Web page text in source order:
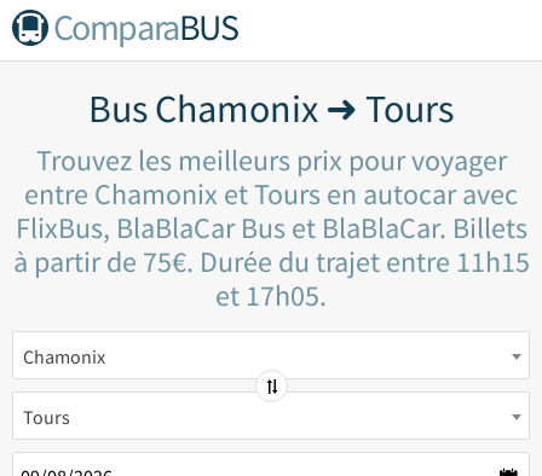
ComparaBUS
Bus Chamonix ➜ Tours
Trouvez les meilleurs prix pour voyager
entre Chamonix et Tours en autocar avec
FlixBus, BlaBlaCar Bus et BlaBlaCar. Billets
à partir de 75€. Durée du trajet entre 11h15
et 17h05.
Chamonix
Tours